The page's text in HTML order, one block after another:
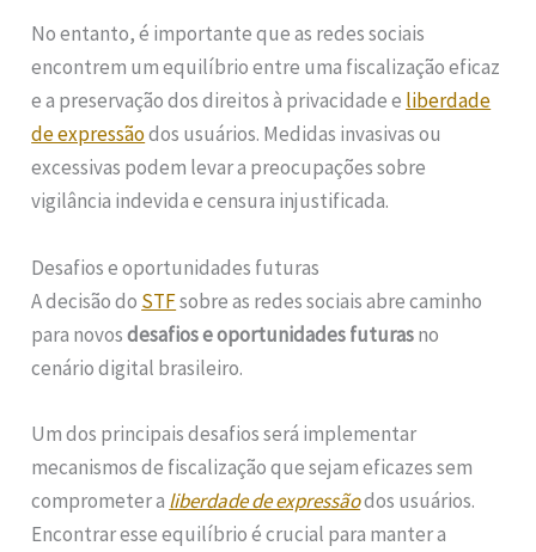
No entanto, é importante que as redes sociais
encontrem um equilíbrio entre uma fiscalização eficaz
e a preservação dos direitos à privacidade e liberdade
de expressãodos usuários. Medidas invasivas ou
excessivas podem levar a preocupações sobre
vigilância indevida e censura injustificada.
Desafios e oportunidades futuras
A decisão do STFsobre as redes sociais abre caminho
para novosdesafios e oportunidades futurasno
cenário digital brasileiro.
Um dos principais desafios será implementar
mecanismos de fiscalização que sejam eficazes sem
comprometer a liberdade de expressãodos usuários.
Encontrar esse equilíbrio é crucial para manter a